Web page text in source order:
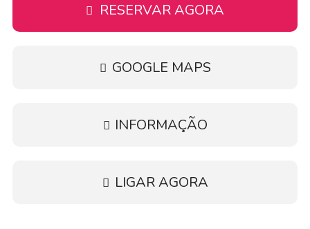
RESERVAR AGORA
GOOGLE MAPS
INFORMAÇÃO
LIGAR AGORA